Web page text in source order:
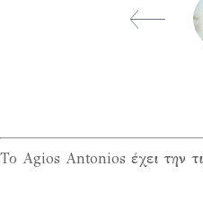
Το Agios Antonios έχει την